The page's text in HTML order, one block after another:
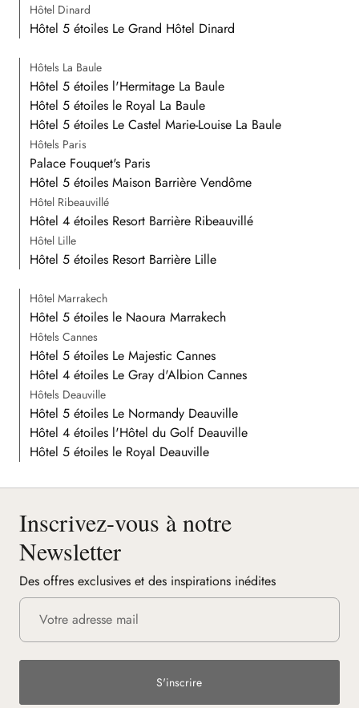
Hôtel Dinard
Hôtel 5 étoiles Le Grand Hôtel Dinard
Hôtels La Baule
Hôtel 5 étoiles l'Hermitage La Baule
Hôtel 5 étoiles le Royal La Baule
Hôtel 5 étoiles Le Castel Marie-Louise La Baule
Hôtels Paris
Palace Fouquet's Paris
Hôtel 5 étoiles Maison Barrière Vendôme
Hôtel Ribeauvillé
Hôtel 4 étoiles Resort Barrière Ribeauvillé
Hôtel Lille
Hôtel 5 étoiles Resort Barrière Lille
Hôtel Marrakech
Hôtel 5 étoiles le Naoura Marrakech
Hôtels Cannes
Hôtel 5 étoiles Le Majestic Cannes
Hôtel 4 étoiles Le Gray d'Albion Cannes
Hôtels Deauville
Hôtel 5 étoiles Le Normandy Deauville
Hôtel 4 étoiles l'Hôtel du Golf Deauville
Hôtel 5 étoiles le Royal Deauville
Inscrivez-vous à notre
Newsletter
Des offres exclusives et des inspirations inédites
S'inscrire